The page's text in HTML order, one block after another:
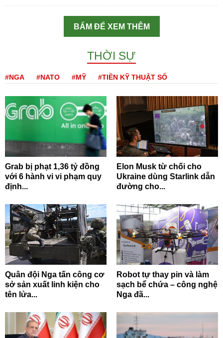
BẤM ĐỂ XEM THÊM
THỜI SỰ
#NGA #NATO #MỸ #TIỀN KỸ THUẬT SỐ
Grab bị phạt 1,36 tỷ đồng
với 6 hành vi vi phạm quy
định...
Elon Musk từ chối cho
Ukraine dùng Starlink dẫn
đường cho...
Quân đội Nga tấn công cơ
sở sản xuất linh kiện cho
tên lửa...
Robot tự thay pin và làm
sạch bể chứa – công nghệ
Nga đã...